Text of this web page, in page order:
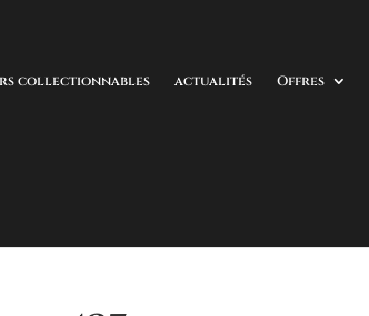
collectionnables actualités Offres